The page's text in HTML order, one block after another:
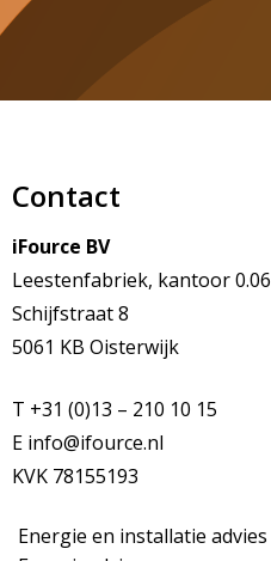
Contact
iFource BV
Leestenfabriek, kantoor 0.06
Schijfstraat 8
5061 KB Oisterwijk
T +31 (0)13 – 210 10 15
E info@ifource.nl
KVK 78155193
Energie en installatie advies